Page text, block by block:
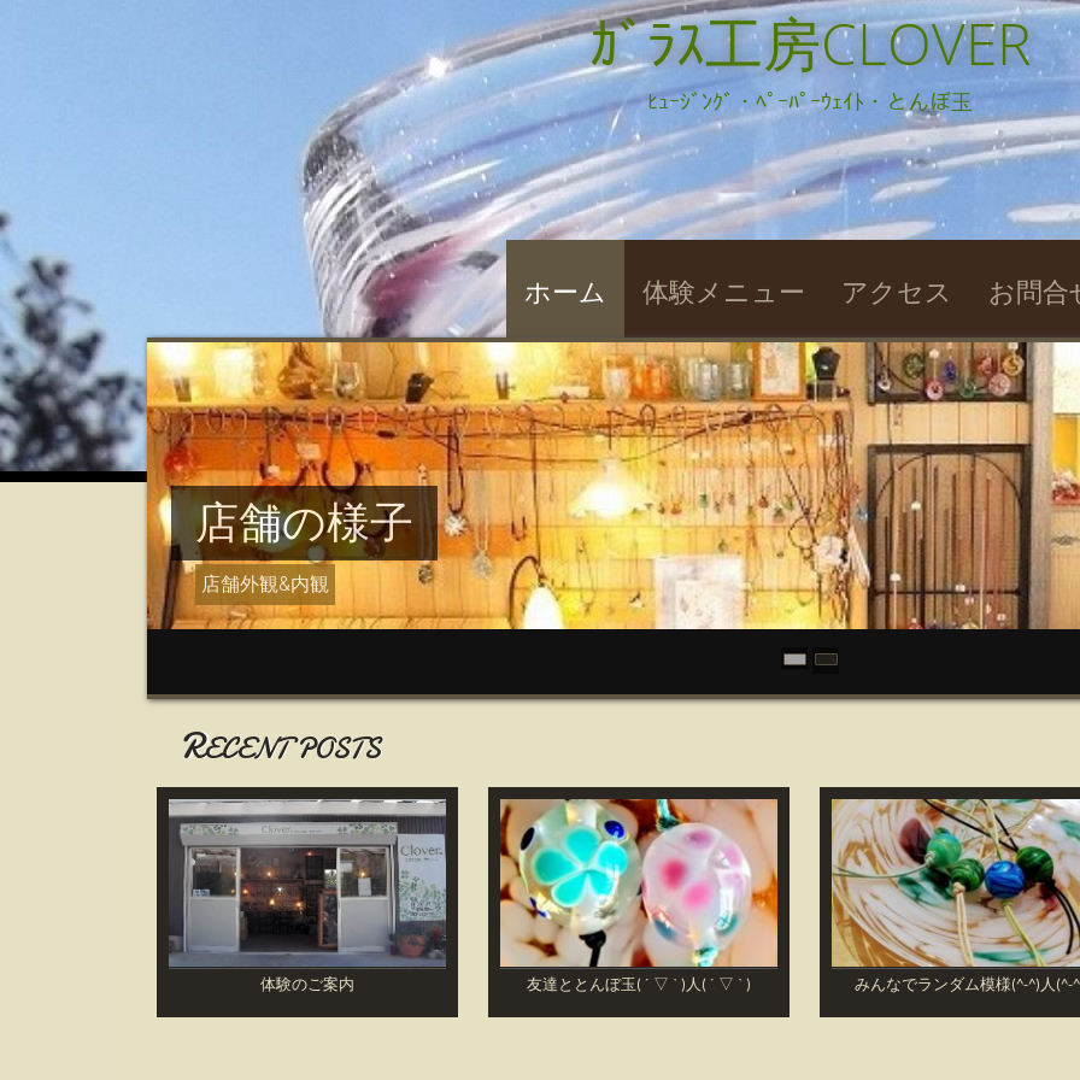
ｶﾞﾗｽ工房CLOVER
ﾋｭｰｼﾞﾝｸﾞ・ﾍﾟｰﾊﾟｰｳｪｲﾄ・とんぼ玉
Skip
content
ホーム 体験メニュー アクセス お問合
店舗の様子
店舗外観&内観
RECENT POSTS
体験のご案内 友達ととんぼ玉( ´ ▽ ` )人( ´ ▽ ` ) みんなでランダム模様(^-^)人(^-